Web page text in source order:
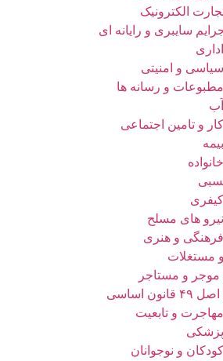
الکترونیک
سایبری و رایانه ای
و امنیتی
و رسانه ها
و تامین اجتماعی
های مسلح
و هنری
و مستغلات
و مستاجر
اساسی
و تابعیت
و نوجوانان